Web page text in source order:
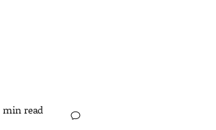
min read